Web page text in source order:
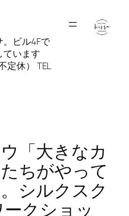
ビル4Fで
ています
定休） TEL
「大きなカ
ちがやって
シルクスク
クショッ